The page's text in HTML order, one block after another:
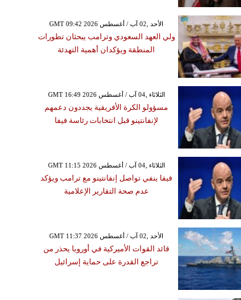
GMT 09:42 2026 الأحد ,02 آب / أغسطس
ولي العهد السعودي وترامب يبحثان تطورات
المنطقة ويؤكدان أهمية التهدئة
GMT 16:49 2026 الثلاثاء ,04 آب / أغسطس
مسؤولو الكرة الأفريقية يجددون دعمهم
لإنفانتينو قبل انتخابات رئاسة فيفا
GMT 11:15 2026 الثلاثاء ,04 آب / أغسطس
فيفا ينفي تواصل إنفانتينو مع ترامب ويؤكد
عدم صحة التقارير الإعلامية
GMT 11:37 2026 الأحد ,02 آب / أغسطس
قائد القوات الأميركية في أوروبا يحذر من
تراجع القدرة على حماية إسرائيل